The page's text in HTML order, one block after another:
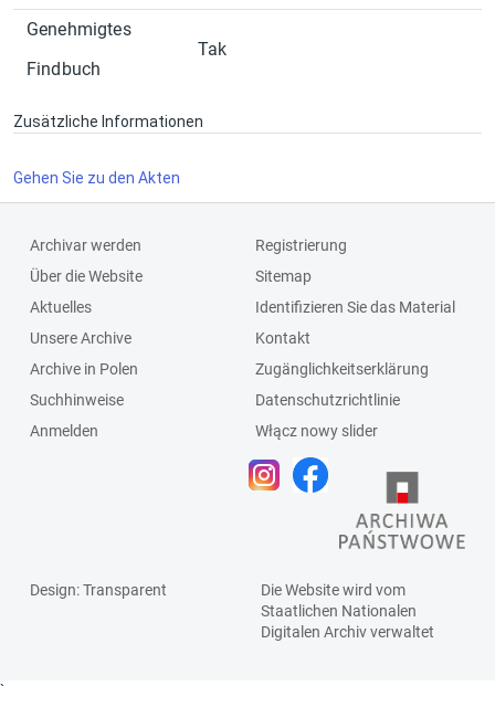
Genehmigtes
Findbuch
Tak
Zusätzliche Informationen
Gehen Sie zu den Akten
Archivar werden
Über die Website
Aktuelles
Unsere Archive
Archive in Polen
Suchhinweise
Anmelden
Registrierung
Sitemap
Identifizieren Sie das Material
Kontakt
Zugänglichkeitserklärung
Datenschutzrichtlinie
Włącz nowy slider
Design: Transparent
Die Website wird vom
Staatlichen Nationalen
Digitalen Archivverwaltet
`